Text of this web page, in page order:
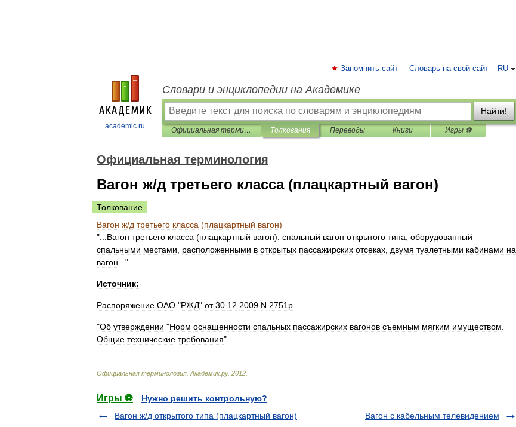
academic.ru
RU
Запомнить сайт Словарь на свой сайт
Словари и энциклопедии на Академике
Найти!
Официальная терминология Толкования Переводы Книги Игры ⚽
Официальная терминология
Вагон ж/д третьего класса (плацкартный вагон)
Толкование
Вагон ж/д третьего класса (плацкартный вагон)
"... Вагон третьего класса (плацкартный вагон): спальный вагон открытого типа оборудованный
спальными местами расположенными в открытых пассажирских отсеках двумя туалетными кабинами на
вагон ..."
Источник:
Распоряжение ОАО "РЖД" от 30 12 2009 N 2751р
"Об утверждении "Норм оснащенности спальных пассажирских вагонов съемным мягким имуществом
Общие технические требования"
Официальная терминология Академик.ру. 2012
Игры ⚽
Нужно решить контрольную?
Вагон ж/д открытого типа (плацкартный вагон)
Вагон с кабельным телевидением